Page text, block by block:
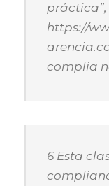
práctica”,
https://
complia
6 Esta